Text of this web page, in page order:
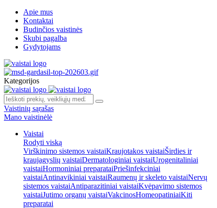
Apie mus
Kontaktai
Budinčios vaistinės
Skubi pagalba
Gydytojams
Kategorijos
Vaistinių sąrašas
Mano vaistinėlė
Vaistai
Rodyti viską
Virškinimo sistemos vaistaiKraujotakos vaistaiŠirdies ir
kraujagyslių vaistaiDermatologiniai vaistaiUrogenitaliniai
vaistaiHormoniniai preparataiPriešinfekciniai
vaistaiAntinavikiniai vaistaiRaumenų ir skeleto vaistaiNervų
sistemos vaistaiAntiparazitiniai vaistaiKvėpavimo sistemos
vaistaiJutimo organų vaistaiVakcinosHomeopatiniaiKiti
preparatai